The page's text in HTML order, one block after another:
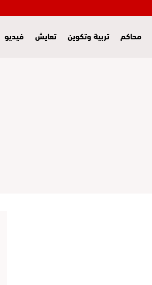
محاكم تربية وتكوين تعايش فيديو